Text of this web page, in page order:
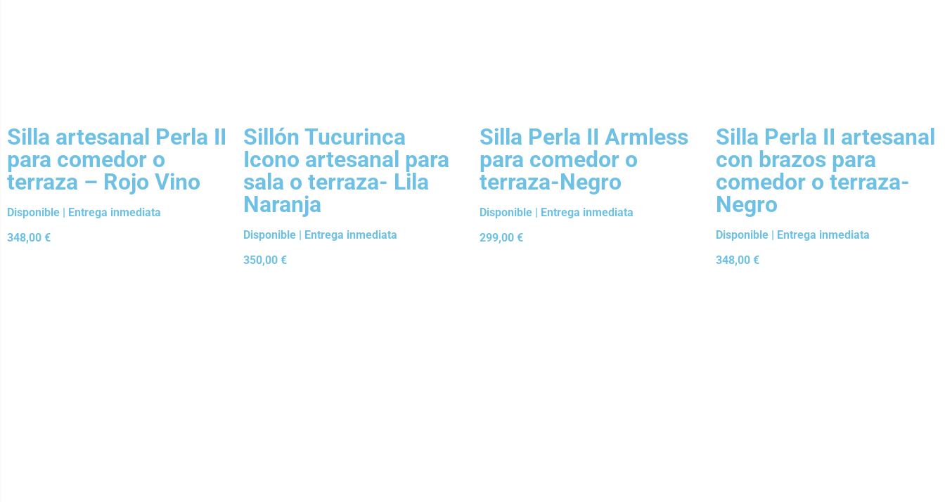
Silla artesanal Perla II
para comedor o
terraza – Rojo Vino
Disponible | Entrega inmediata
348,00 €
Sillón Tucurinca
Icono artesanal para
sala o terraza- Lila
Naranja
Disponible | Entrega inmediata
350,00 €
Silla Perla II Armless
para comedor o
terraza-Negro
Disponible | Entrega inmediata
299,00 €
Silla Perla II artesanal
con brazos para
comedor o terraza-
Negro
Disponible | Entrega inmediata
348,00 €